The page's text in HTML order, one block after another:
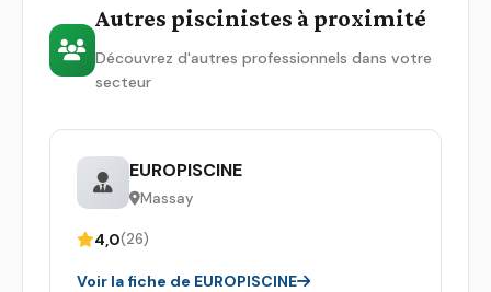
Autres piscinistes à proximité
Découvrez d'autres professionnels dans votre
secteur
EUROPISCINE
Massay
4,0(26)
Voir la fiche de EUROPISCINE